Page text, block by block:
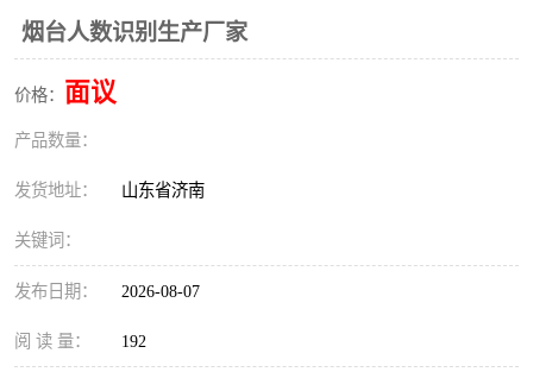
烟台人数识别生产厂家
价格： 面议
产品数量：
发货地址： 山东省济南
关键词：
发布日期： 2026-08-07
阅 读 量： 192